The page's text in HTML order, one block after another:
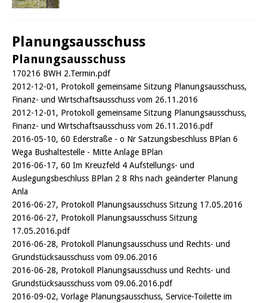
Planungsausschuss
Planungsausschuss
170216 BWH 2.Termin.pdf
2012-12-01, Protokoll gemeinsame Sitzung Planungsausschuss,
Finanz- und Wirtschaftsausschuss vom 26.11.2016
2012-12-01, Protokoll gemeinsame Sitzung Planungsausschuss,
Finanz- und Wirtschaftsausschuss vom 26.11.2016.pdf
2016-05-10, 60 Ederstraße - o Nr Satzungsbeschluss BPlan 6
Wega Bushaltestelle - Mitte Anlage BPlan
2016-06-17, 60 Im Kreuzfeld 4 Aufstellungs- und
Auslegungsbeschluss BPlan 2 8 Rhs nach geänderter Planung
Anla
2016-06-27, Protokoll Planungsausschuss Sitzung 17.05.2016
2016-06-27, Protokoll Planungsausschuss Sitzung
17.05.2016.pdf
2016-06-28, Protokoll Planungsausschuss und Rechts- und
Grundstücksausschuss vom 09.06.2016
2016-06-28, Protokoll Planungsausschuss und Rechts- und
Grundstücksausschuss vom 09.06.2016.pdf
2016-09-02, Vorlage Planungsausschuss, Service-Toilette im